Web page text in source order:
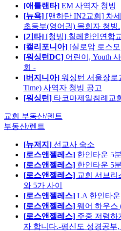
[애틀랜타] EM 사역자 청빙
[뉴욕] [맨하탄 IN2교회] 차
초등부(영어권) 목회자 청빙.
[기타] [청빙] 칠레한인연합
[캘리포니아] [실로암 로스
[워싱턴DC] 어린이, Youth
회 -
[버지니아] 워싱턴 서울장로
Time) 사역자 청빙 공고
[워싱턴] 타코마제일침례교
교회 부동산/렌트
부동산/렌트
[뉴저지] 선교사 숙소
[로스앤젤레스] 한인타운 5
[로스앤젤레스] 한인타운 5
[로스앤젤레스] 교회 서브리
와 5가 사이
[로스앤젤레스] LA 한인타
[로스앤젤레스] 웨어 하우스
[로스앤젤레스] 주중 저렴하
자 합니다.-평신도 성경공부